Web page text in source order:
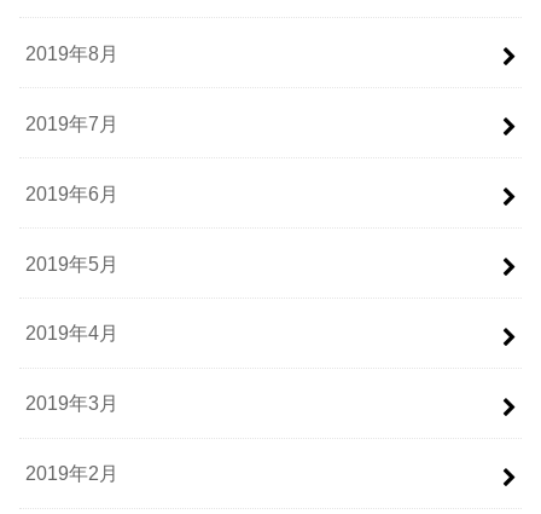
2019年8月
2019年7月
2019年6月
2019年5月
2019年4月
2019年3月
2019年2月